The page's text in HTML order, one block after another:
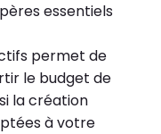
essentiels
permet de
le budget de
la création
à votre